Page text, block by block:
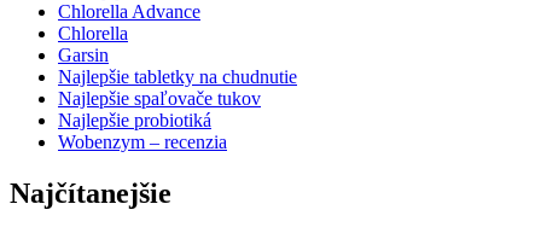
Chlorella Advance
Chlorella
Garsin
Najlepšie tabletky na chudnutie
Najlepšie spaľovače tukov
Najlepšie probiotiká
Wobenzym – recenzia
Najčítanejšie